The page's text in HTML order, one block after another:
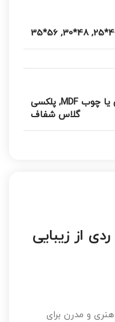
,
48*30
,
56*35
, پلکسی
گلاس شفاف
از زیبایی
و مدرن برای